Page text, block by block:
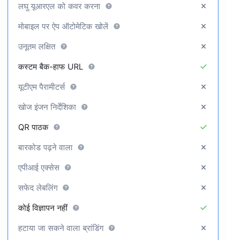
लघु यूआरएल को कवर करना
मोबाइल पर ऐप ऑटोमेटिक खोलें
उनूतम लक्षित
कस्टम बैक-हाफ URL
यूटीएम पैरामीटर्स
खोज इंजन निर्देशिका
QR पाठक
बारकोड पढ़ने वाला
एपीआई एक्सेस
सफेद लेबलिंग
कोई विज्ञापन नहीं
हटाया जा सकने वाला ब्रांडिंग